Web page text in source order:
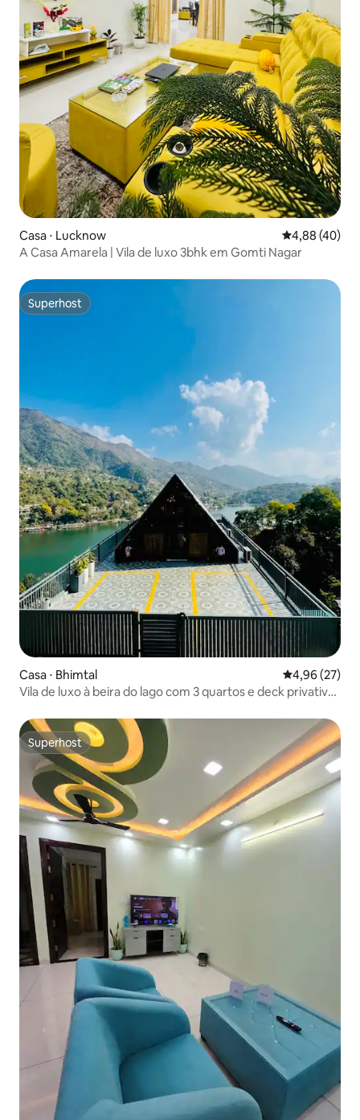
Casa ⋅ Lucknow 4,88 de uma
4,88 (40)
A Casa Amarela | Vila de luxo 3bhk em Gomti Nagar
Superhost
Superhost
Casa ⋅ Bhimtal 4,96 de uma
4,96 (27)
Vila de luxo à beira do lago com 3 quartos e deck privativo ·
Superhost
Superhost